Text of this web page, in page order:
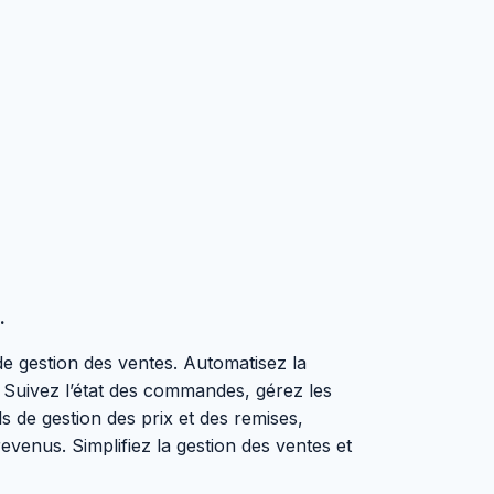
gestion des ventes. Automatisez la
l’état des commandes, gérez les
de gestion des prix et des remises,
Simplifiez la gestion des ventes et